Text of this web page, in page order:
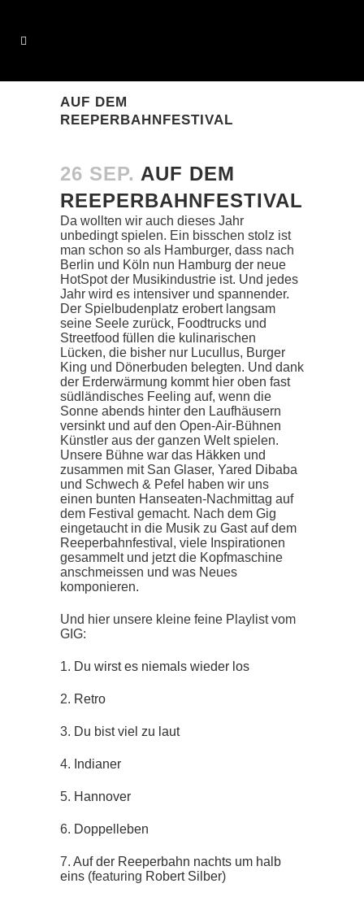
AUF DEM
REEPERBAHNFESTIVAL
26 SEP. AUF DEM
REEPERBAHNFESTIVAL
Da wollten wir auch dieses Jahr
unbedingt spielen. Ein bisschen stolz ist
man schon so als Hamburger, dass nach
Berlin und Köln nun Hamburg der neue
HotSpot der Musikindustrie ist. Und jedes
Jahr wird es intensiver und spannender.
Der Spielbudenplatz erobert langsam
seine Seele zurück, Foodtrucks und
Streetfood füllen die kulinarischen
Lücken, die bisher nur Lucullus, Burger
King und Dönerbuden belegten. Und dank
der Erderwärmung kommt hier oben fast
südländisches Feeling auf, wenn die
Sonne abends hinter den Laufhäusern
versinkt und auf den Open-Air-Bühnen
Künstler aus der ganzen Welt spielen.
Unsere Bühne war das Häkken und
zusammen mit San Glaser, Yared Dibaba
und Schwech & Pefel haben wir uns
einen bunten Hanseaten-Nachmittag auf
dem Festival gemacht. Nach dem Gig
eingetaucht in die Musik zu Gast auf dem
Reeperbahnfestival, viele Inspirationen
gesammelt und jetzt die Kopfmaschine
anschmeissen und was Neues
komponieren.
Und hier unsere kleine feine Playlist vom
GIG:
1. Du wirst es niemals wieder los
2. Retro
3. Du bist viel zu laut
4. Indianer
5. Hannover
6. Doppelleben
7. Auf der Reeperbahn nachts um halb
eins (featuring Robert Silber)